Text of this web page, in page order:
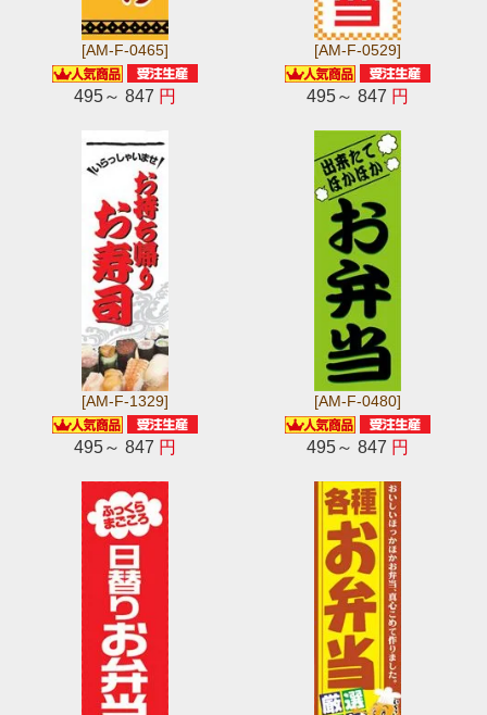
[AM-F-0465]
495～ 847 円
[AM-F-0529]
495～ 847 円
[AM-F-1329]
495～ 847 円
[AM-F-0480]
495～ 847 円